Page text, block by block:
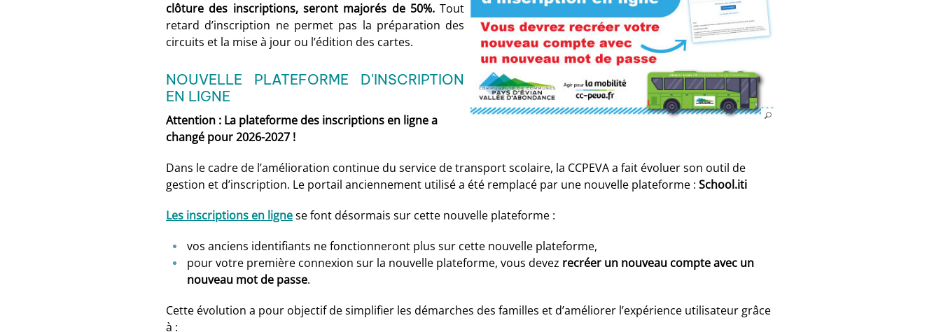
clôture des inscriptions, seront majorés de 50%.Tout
retard d’inscription ne permet pas la préparation des
circuits et la mise à jour ou l’édition des cartes.
NOUVELLE PLATEFORME D'INSCRIPTION
EN LIGNE
Attention : La plateforme des inscriptions en ligne a
changé pour 2026-2027 !
Dans le cadre de l’amélioration continue du service de transport scolaire, la CCPEVA a fait évoluer son outil de
gestion et d’inscription. Le portail anciennement utilisé a été remplacé par une nouvelle plateforme : School.iti
Les inscriptions en lignese font désormais sur cette nouvelle plateforme :
vos anciens identifiants ne fonctionneront plus sur cette nouvelle plateforme,
pour votre première connexion sur la nouvelle plateforme, vous devez recréer un nouveau compte avec un
nouveau mot de passe.
Cette évolution a pour objectif de simplifier les démarches des familles et d’améliorer l’expérience utilisateur grâce
à :